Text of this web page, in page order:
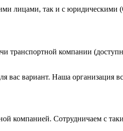
лицами, так и с
транспортной компании
вариант. Наша организация
компанией. Сотрудничаем с